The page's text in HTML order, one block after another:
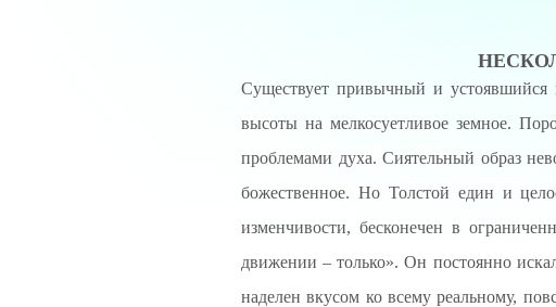
Cуществует привычный и устоявшийся
высоты на мелкосуетливое земное.
проблемами духа. Сиятельный образ
божественное. Но Толстой един и
изменчивости, бесконечен в
движении – только». Он постоянно
наделен вкусом ко всему реальному,